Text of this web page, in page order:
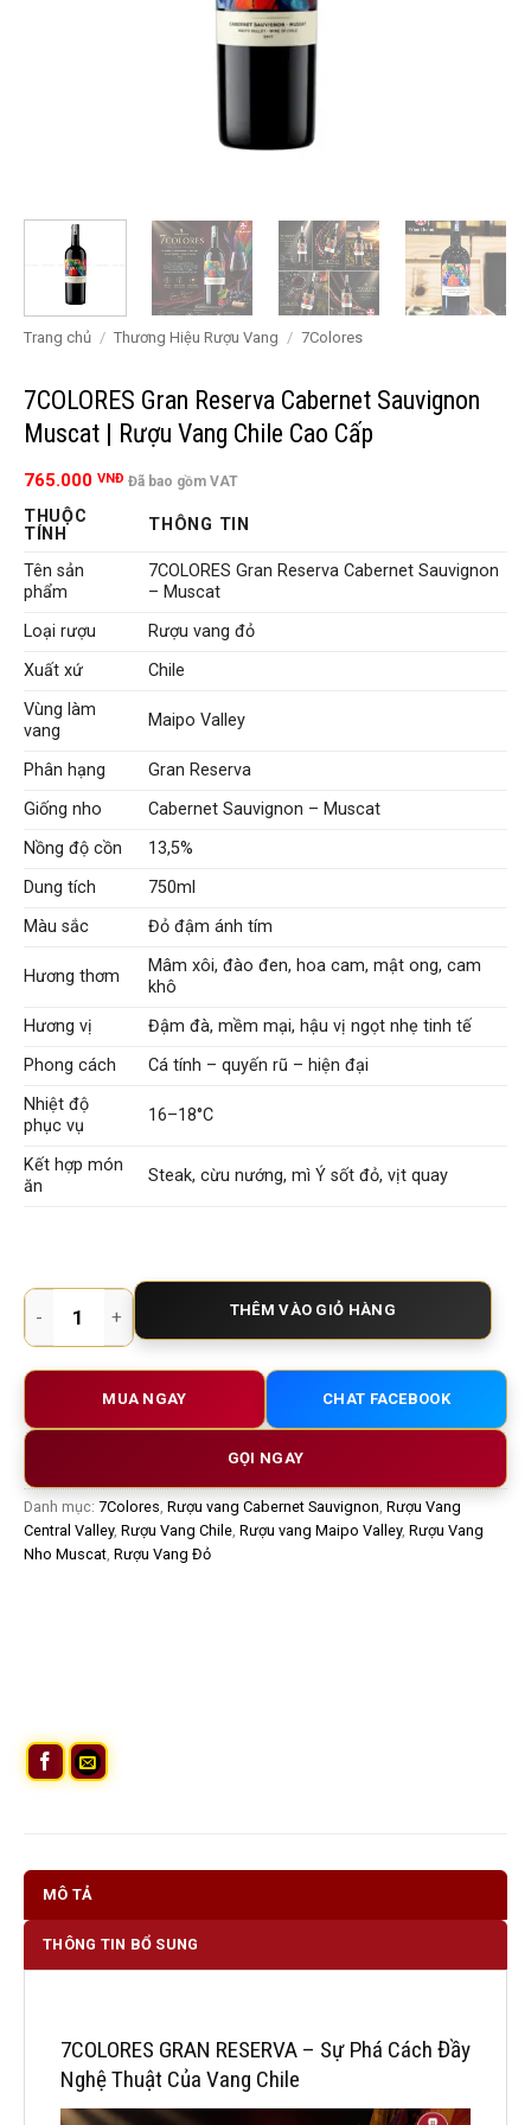
Trang chủ / Thương Hiệu Rượu Vang / 7Colores
7COLORES Gran Reserva Cabernet Sauvignon
Muscat | Rượu Vang Chile Cao Cấp
765.000 VNĐ Đã bao gồm VAT
THUỘC
TÍNH
THÔNG TIN
Tên sản
phẩm
7COLORES Gran Reserva Cabernet Sauvignon
– Muscat
Loại rượu
Rượu vang đỏ
Xuất xứ
Chile
Vùng làm
vang
Maipo Valley
Phân hạng
Gran Reserva
Giống nho
Cabernet Sauvignon – Muscat
Nồng độ cồn
13,5%
Dung tích
750ml
Màu sắc
Đỏ đậm ánh tím
Hương thơm
Mâm xôi, đào đen, hoa cam, mật ong, cam
khô
Hương vị
Đậm đà, mềm mại, hậu vị ngọt nhẹ tinh tế
Phong cách
Cá tính – quyến rũ – hiện đại
Nhiệt độ
phục vụ
16–18°C
Kết hợp món
ăn
Steak, cừu nướng, mì Ý sốt đỏ, vịt quay
7COLORES Gran Reserva Cabernet Sauvignon Muscat |
THÊM VÀO GIỎ HÀNG
MUA NGAY CHAT FACEBOOK
GỌI NGAY
Danh mục: 7Colores Rượu vang Cabernet Sauvignon Rượu Vang
Central Valley, Rượu Vang Chile Rượu vang Maipo Valley, Rượu Vang
Nho Muscat Rượu Vang Đỏ
MÔ TẢ
THÔNG TIN BỔ SUNG
7COLORES GRAN RESERVA – Sự Phá Cách Đầy
Nghệ Thuật Của Vang Chile